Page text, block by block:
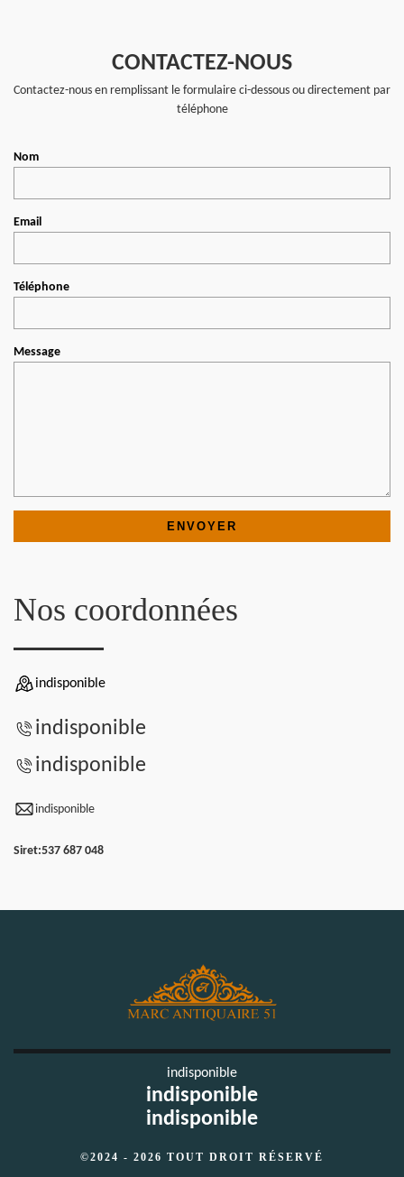
CONTACTEZ-NOUS
Contactez-nous en remplissant le formulaire ci-dessous ou directement par
téléphone
Nom
Email
Téléphone
Message
Nos coordonnées
indisponible
indisponible
indisponible
indisponible
Siret:537 687 048
indisponible
indisponible
indisponible
©2024 - 2026 TOUT DROIT RÉSERVÉ